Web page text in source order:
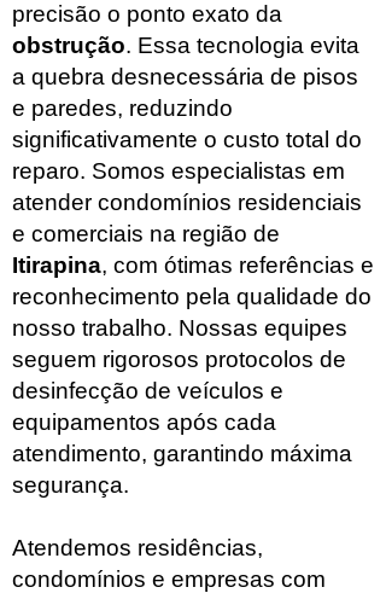
precisão o ponto exato da
obstrução. Essa tecnologia evita
a quebra desnecessária de pisos
e paredes, reduzindo
significativamente o custo total do
reparo. Somos especialistas em
atender condomínios residenciais
e comerciais na região de
Itirapina, com ótimas referências e
reconhecimento pela qualidade do
nosso trabalho. Nossas equipes
seguem rigorosos protocolos de
desinfecção de veículos e
equipamentos após cada
atendimento, garantindo máxima
segurança.
Atendemos residências,
condomínios e empresas com